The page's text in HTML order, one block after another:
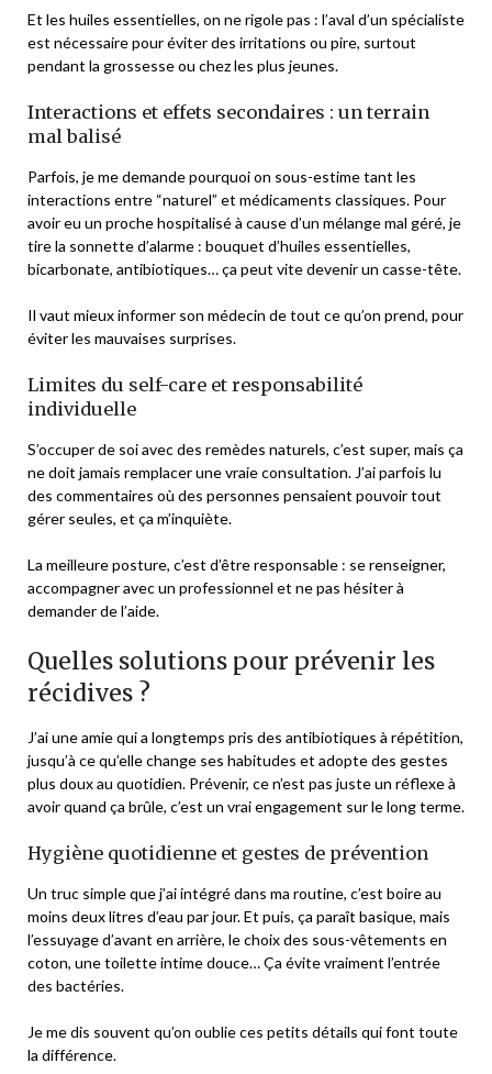
Et les huiles essentielles, on ne rigole pas : l’aval d’un spécialiste
est nécessaire pour éviter des irritations ou pire, surtout
pendant la grossesse ou chez les plus jeunes.
Interactions et effets secondaires : un terrain
mal balisé
Parfois, je me demande pourquoi on sous-estime tant les
interactions entre “naturel” et médicaments classiques. Pour
avoir eu un proche hospitalisé à cause d’un mélange mal géré, je
tire la sonnette d’alarme : bouquet d’huiles essentielles,
bicarbonate, antibiotiques… ça peut vite devenir un casse-tête.
Il vaut mieux informer son médecin de tout ce qu’on prend, pour
éviter les mauvaises surprises.
Limites du self-care et responsabilité
individuelle
S’occuper de soi avec des remèdes naturels, c’est super, mais ça
ne doit jamais remplacer une vraie consultation. J’ai parfois lu
des commentaires où des personnes pensaient pouvoir tout
gérer seules, et ça m’inquiète.
La meilleure posture, c’est d’être responsable : se renseigner,
accompagner avec un professionnel et ne pas hésiter à
demander de l’aide.
Quelles solutions pour prévenir les
récidives ?
J’ai une amie qui a longtemps pris des antibiotiques à répétition,
jusqu’à ce qu’elle change ses habitudes et adopte des gestes
plus doux au quotidien. Prévenir, ce n’est pas juste un réflexe à
avoir quand ça brûle, c’est un vrai engagement sur le long terme.
Hygiène quotidienne et gestes de prévention
Un truc simple que j’ai intégré dans ma routine, c’est boire au
moins deux litres d’eau par jour. Et puis, ça paraît basique, mais
l’essuyage d’avant en arrière, le choix des sous-vêtements en
coton, une toilette intime douce… Ça évite vraiment l’entrée
des bactéries.
Je me dis souvent qu’on oublie ces petits détails qui font toute
la différence.